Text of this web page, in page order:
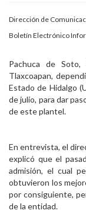
Publicaciones en línea
Acreditación
Alumnado
Aspirantes
Personal
Visitantes
Dirección de
Boletín Electrónico
Pachuca de Soto,
Tlaxcoapan,
Estado de Hidalgo
de julio, para dar
de este plantel.
En entrevista, el
explicó que el
admisión, el cual
obtuvieron los
por consiguiente,
de la entidad.